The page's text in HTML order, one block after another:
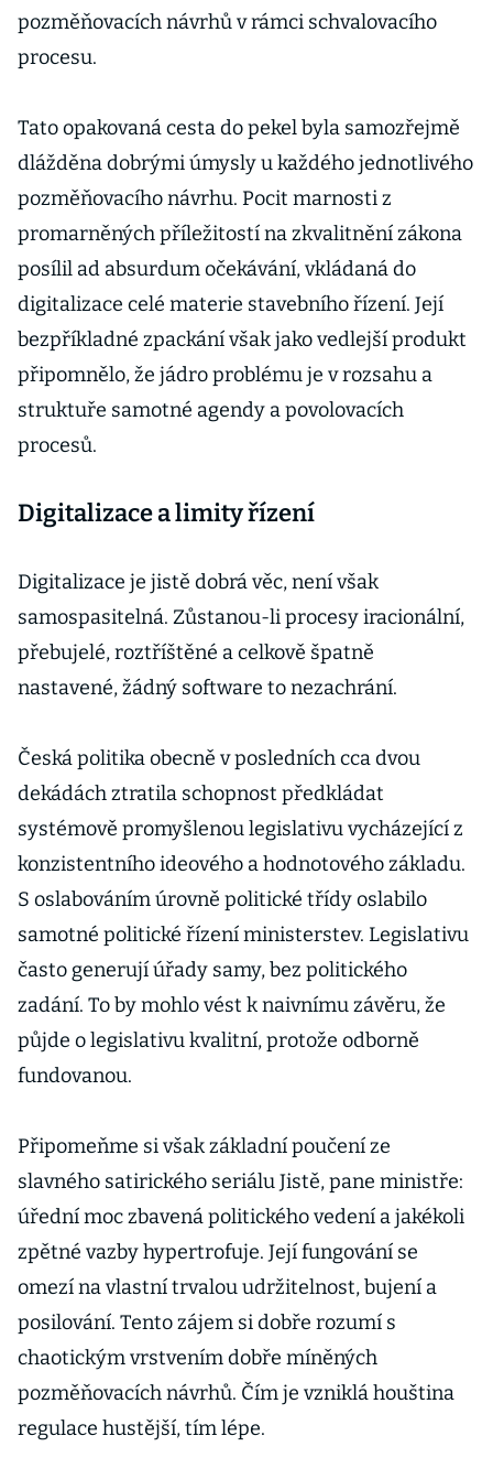
pozměňovacích návrhů v rámci schvalovacího
procesu.
Tato opakovaná cesta do pekel byla samozřejmě
dlážděna dobrými úmysly u každého jednotlivého
pozměňovacího návrhu. Pocit marnosti z
promarněných příležitostí na zkvalitnění zákona
posílil ad absurdum očekávání, vkládaná do
digitalizace celé materie stavebního řízení. Její
bezpříkladné zpackání však jako vedlejší produkt
připomnělo, že jádro problému je v rozsahu a
struktuře samotné agendy a povolovacích
procesů.
Digitalizace a limity řízení
Digitalizace je jistě dobrá věc, není však
samospasitelná. Zůstanou-li procesy iracionální,
přebujelé, roztříštěné a celkově špatně
nastavené, žádný software to nezachrání.
Česká politika obecně v posledních cca dvou
dekádách ztratila schopnost předkládat
systémově promyšlenou legislativu vycházející z
konzistentního ideového a hodnotového základu.
S oslabováním úrovně politické třídy oslabilo
samotné politické řízení ministerstev. Legislativu
často generují úřady samy, bez politického
zadání. To by mohlo vést k naivnímu závěru, že
půjde o legislativu kvalitní, protože odborně
fundovanou.
Připomeňme si však základní poučení ze
slavného satirického seriálu Jistě, pane ministře:
úřední moc zbavená politického vedení a jakékoli
zpětné vazby hypertrofuje. Její fungování se
omezí na vlastní trvalou udržitelnost, bujení a
posilování. Tento zájem si dobře rozumí s
chaotickým vrstvením dobře míněných
pozměňovacích návrhů. Čím je vzniklá houština
regulace hustější, tím lépe.